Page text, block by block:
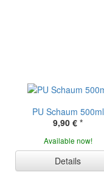
PU Schaum 500ml
9,90 € *
Available now!
Details